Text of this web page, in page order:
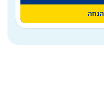
הנחה